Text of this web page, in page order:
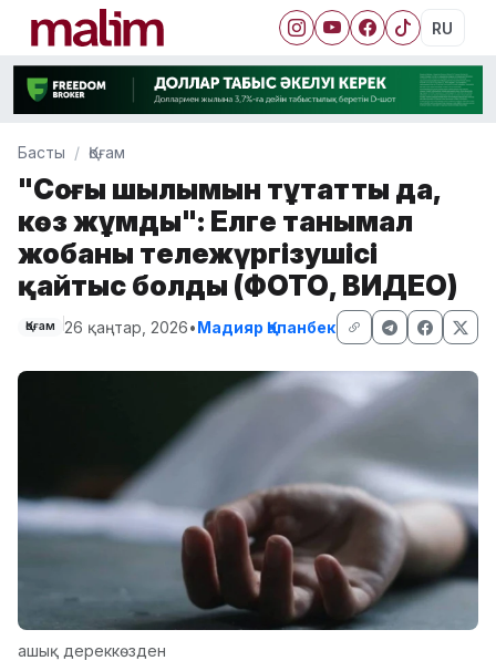
RU
Басты Қоғам
"Соңғы шылымын тұтатты да,
көз жұмды": Елге танымал
жобаның тележүргізушісі
қайтыс болды (ФОТО, ВИДЕО)
Қоғам 26 қаңтар, 2026•Мадияр Қапанбек
ашық дереккөзден